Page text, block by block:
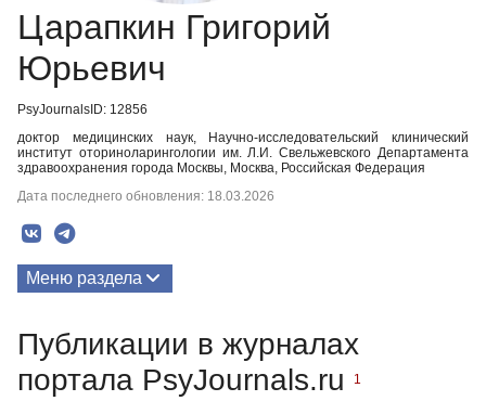
Царапкин Григорий
Юрьевич
PsyJournalsID: 12856
доктор медицинских наук, Научно-исследовательский клинический
институт оториноларингологии им. Л.И. Свельжевского Департамента
здравоохранения города Москвы, Москва, Российская Федерация
Дата последнего обновления: 18.03.2026
Меню раздела
Публикации в журналах
портала PsyJournals.ru
1